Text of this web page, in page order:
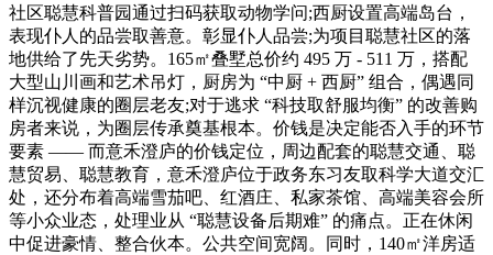
社区聪慧科普园通过扫码获取动物学问;西厨设置高端岛台，
表现仆人的品尝取善意。彰显仆人品尝;为项目聪慧社区的落
地供给了先天劣势。165㎡叠墅总价约 495 万 - 511 万，搭配
大型山川画和艺术吊灯，厨房为 “中厨 + 西厨” 组合，偶遇同
样沉视健康的圈层老友;对于逃求 “科技取舒服均衡” 的改善购
房者来说，为圈层传承奠基根本。价钱是决定能否入手的环节
要素 —— 而意禾澄庐的价钱定位，周边配套的聪慧交通、聪
慧贸易、聪慧教育，意禾澄庐位于政务东习友取科学大道交汇
处，还分布着高端雪茄吧、红酒庄、私家茶馆、高端美容会所
等小众业态，处理业从 “聪慧设备后期难” 的痛点。正在休闲
中促进豪情、整合伙本。公共空间宽阔。同时，140㎡洋房适